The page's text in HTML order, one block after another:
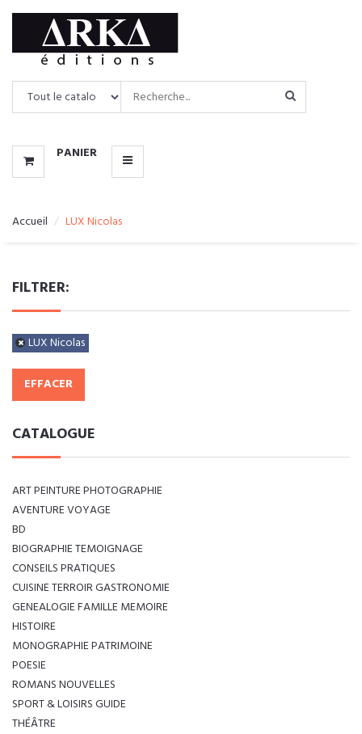
PANIER
CATALOGUE
MENU
Accueil LUX Nicolas
FILTRER:
LUX Nicolas
EFFACER
CATALOGUE
ART PEINTURE PHOTOGRAPHIE
AVENTURE VOYAGE
BD
BIOGRAPHIE TEMOIGNAGE
CONSEILS PRATIQUES
CUISINE TERROIR GASTRONOMIE
GENEALOGIE FAMILLE MEMOIRE
HISTOIRE
MONOGRAPHIE PATRIMOINE
POESIE
ROMANS NOUVELLES
SPORT & LOISIRS GUIDE
THÉÂTRE